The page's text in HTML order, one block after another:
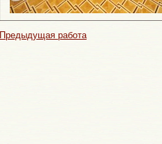
Предыдущая работа